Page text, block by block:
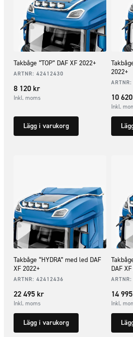
Takbåge “TOP” DAF XF 2022+
ARTNR: 42412430
8 120 kr
Inkl. moms
Lägg i varukorg
2022+
ARTNR:
10 620
Inkl.
Takbåge “HYDRA” med led DAF
XF 2022+
ARTNR: 42412436
22 495 kr
Inkl. moms
Lägg i varukorg
DAF
ARTNR:
14 995
Inkl.